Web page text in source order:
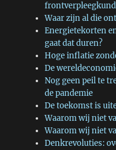
Waar zijn al die
Energietekorten
gaat dat duren?
Hoge inflatie
De
Nog geen peil te
de pandemie
De toekomst is
Waarom wij niet
Waarom wij niet
Denkrevoluties: